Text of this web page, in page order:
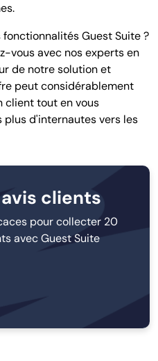
Guest Suite ?
vous avec nos experts en
de notre solution et
peut considérablement
client tout en vous
d'internautes vers les
clients
pour collecter 20
avec Guest Suite